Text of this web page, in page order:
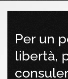
Per un
libertà,